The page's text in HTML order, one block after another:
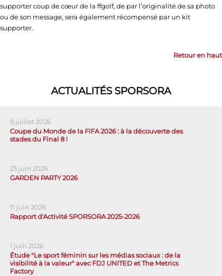
supporter coup de cœur de la ffgolf, de par l’originalité de sa photo
ou de son message, sera également récompensé par un kit
supporter.
Retour en haut
ACTUALITÉS SPORSORA
9 juillet 2026
Coupe du Monde de la FIFA 2026 : à la découverte des
stades du Final 8 !
23 juin 2026
GARDEN PARTY 2026
11 juin 2026
Rapport d'Activité SPORSORA 2025-2026
1 juin 2026
Étude "Le sport féminin sur les médias sociaux : de la
visibilité à la valeur" avec FDJ UNITED et The Metrics
Factory